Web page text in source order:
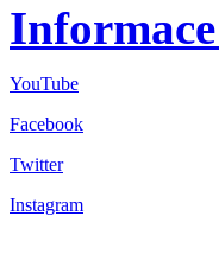
YouTube
Facebook
Twitter
Instagram